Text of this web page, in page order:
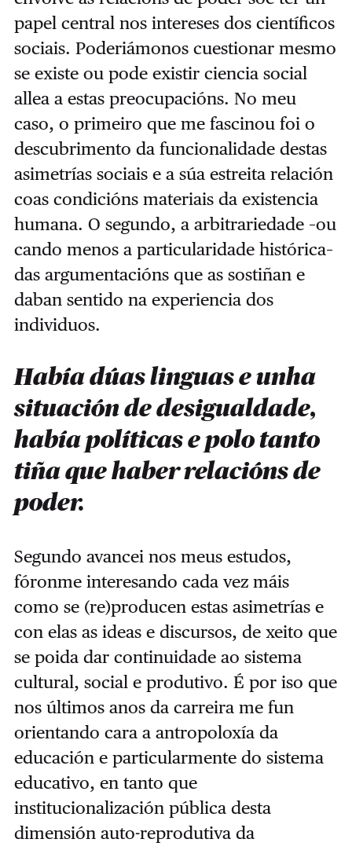
papel central nos intereses dos científicos
sociais. Poderiámonos cuestionar mesmo
se existe ou pode existir ciencia social
allea a estas preocupacións. No meu
caso, o primeiro que me fascinou foi o
descubrimento da funcionalidade destas
asimetrías sociais e a súa estreita relación
coas condicións materiais da existencia
humana. O segundo, a arbitrariedade –ou
cando menos a particularidade histórica–
das argumentacións que as sostiñan e
daban sentido na experiencia dos
individuos.
Había dúas linguas e unha
situación de desigualdade,
había políticas e polo tanto
tiña que haber relacións de
poder.
Segundo avancei nos meus estudos,
fóronme interesando cada vez máis
como se (re)producen estas asimetrías e
con elas as ideas e discursos, de xeito que
se poida dar continuidade ao sistema
cultural, social e produtivo. É por iso que
nos últimos anos da carreira me fun
orientando cara a antropoloxía da
educación e particularmente do sistema
educativo, en tanto que
institucionalización pública desta
dimensión auto-reprodutiva da